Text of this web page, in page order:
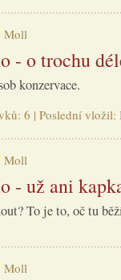
Moll
- o trochu
konzervace.
6 | Poslední
Moll
- už ani
To je to, oč tu
Moll